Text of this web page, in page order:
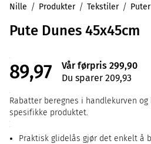
Nille Produkter Tekstiler Puter
Pute Dunes 45x45cm
89,97
Vår førpris 299,90
Du sparer 209,93
Rabatter beregnes i handlekurven
spesifikke produktet.
Praktisk glidelås gjør det enkelt å